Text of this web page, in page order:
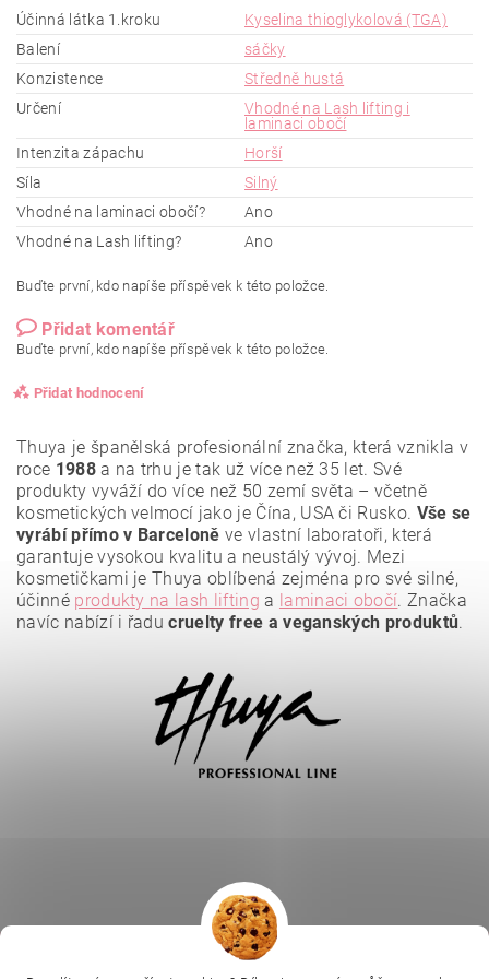
Účinná látka 1.kroku
Kyselina thioglykolová (TGA)
Balení
sáčky
Konzistence
Středně hustá
Určení
Vhodné na Lash lifting i
laminaci obočí
Intenzita zápachu
Horší
Síla
Silný
Vhodné na laminaci obočí?
Ano
Vhodné na Lash lifting?
Ano
Buďte první, kdo napíše příspěvek k této položce.
Přidat komentář
Buďte první, kdo napíše příspěvek k této položce.
Přidat hodnocení
Vložením hodnocení souhlasíte se
zásadami ochrany
Thuya je španělská profesionální značka, která vznikla v
roce 1988a na trhu je tak už více než 35 let. Své
produkty vyváží do více než 50 zemí světa – včetně
kosmetických velmocí jako je Čína, USA či Rusko. Vše se
vyrábí přímo v Barceloně ve vlastní laboratoři, která
garantuje vysokou kvalitu a neustálý vývoj. Mezi
kosmetičkami je Thuya oblíbená zejména pro své silné,
účinné produkty na lash lifting a laminaci obočí. Značka
navíc nabízí i řaducruelty free a veganských produktů.
L.C.P. Paris |